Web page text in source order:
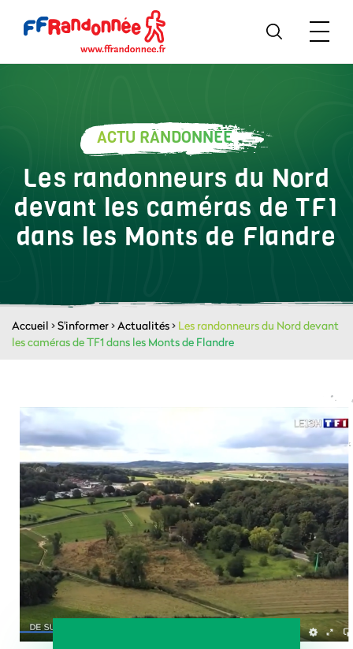
ACTU RANDONNÉE
Les randonneurs du Nord
devant les caméras de TF1
dans les Monts de Flandre
Accueil >S'informer>Actualités> Les randonneurs du Nord devant
les caméras de TF1 dans les Monts de Flandre